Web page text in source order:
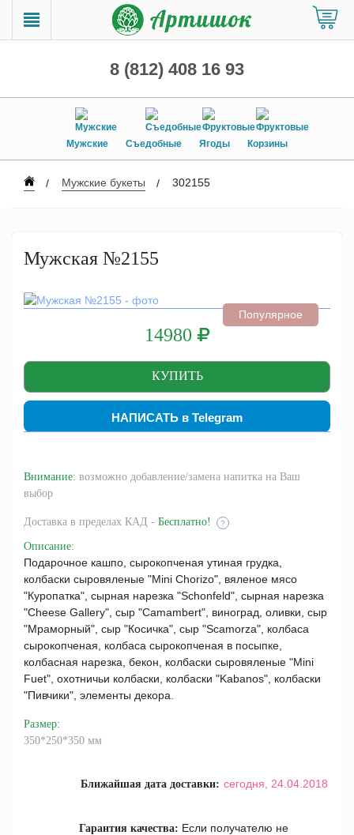
8 (812) 408 16 93
Мужские Съедобные Ягоды Корзины
Мужские букеты 302155
Популярное
Мужская №2155
14980
НАПИСАТЬ в Telegram
Внимание: возможно добавление/замена напитка на Ваш
выбор
Доставка в пределах КАД - Бесплатно! ?
Описание:
Подарочное кашпо, сырокопченая утиная грудка,
колбаски сыровяленые "Mini Chorizo", вяленое мясо
"Куропатка", сырная нарезка "Schonfeld", сырная нарезка
"Cheese Gallery", сыр "Camambert", виноград, оливки, сыр
"Мраморный", сыр "Косичка", сыр "Scamorza", колбаса
сырокопченая, колбаса сырокопченая в посыпке,
колбасная нарезка, бекон, колбаски сыровяленые "Mini
Fuet", охотничьи колбаски, колбаски "Kabanos", колбаски
"Пивчики", элементы декора.
Размер:
350*250*350 мм
Ближайшая дата доставки: сегодня, 24.04.2018
Гарантия качества: Если получателю не